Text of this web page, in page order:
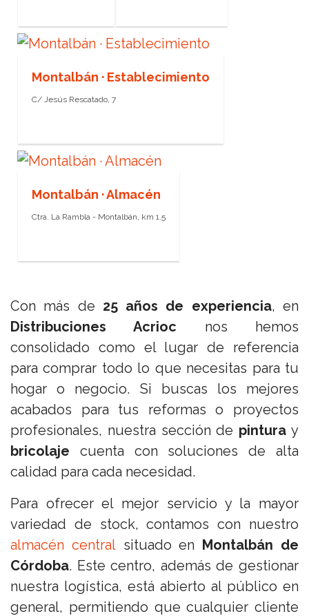
Montalbán · Establecimiento
C/ Jesús Rescatado, 7
Montalbán · Almacén
Ctra. La Rambla - Montalbán, km 1.5
Con más de 25 años de experiencia, en
Distribuciones Acrioc nos hemos
consolidado como el lugar de referencia
para comprar todo lo que necesitas para tu
hogar o negocio. Si buscas los mejores
acabados para tus reformas o proyectos
profesionales, nuestra sección de pintura y
bricolaje cuenta con soluciones de alta
calidad para cada necesidad.
Para ofrecer el mejor servicio y la mayor
variedad de stock, contamos con nuestro
almacén central situado en Montalbán de
Córdoba. Este centro, además de gestionar
nuestra logística, está abierto al público en
general, permitiendo que cualquier cliente